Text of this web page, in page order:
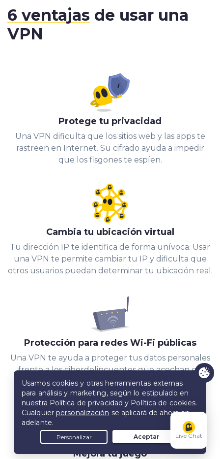
6 ventajas de usar una
VPN
Protege tu privacidad
Una VPN dificulta que los sitios web y las apps te
rastreen en Internet. Su cifrado ayuda a impedir
que los fisgones te espíen.
Cambia tu ubicación virtual
Tu dirección IP te identifica de forma unívoca. Usar
una VPN te permite cambiar tu IP y dificulta que
otros usuarios puedan determinar tu ubicación real.
Protección para redes Wi-Fi públicas
Una VPN te ayuda a proteger tus datos personales
frente a los ciberdelincuentes que acechan en
redes wifi no seguras.
Mejora tu juego
Live Chat